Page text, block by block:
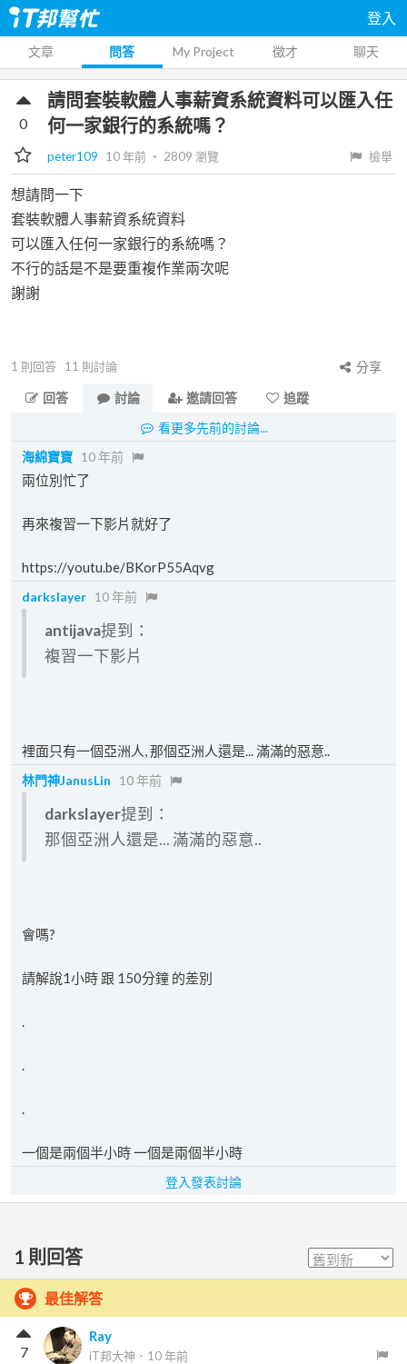
登入
文章 問答 My Project 徵才 聊天
請問套裝軟體人事薪資系統資料可以匯入任
何一家銀行的系統嗎？
peter109 10 年前 ‧ 2809 瀏覽 檢舉
0
想請問一下
套裝軟體人事薪資系統資料
可以匯入任何一家銀行的系統嗎？
不行的話是不是要重複作業兩次呢
謝謝
1 則回答 11 則討論
分享
回答
討論 邀請回答
追蹤
看更多先前的討論...
海綿寶寶 10 年前
兩位別忙了
再來複習一下影片就好了
https://youtu.be/BKorP55Aqvg
darkslayer 10 年前
antijava提到：
複習一下影片
裡面只有一個亞洲人, 那個亞洲人還是... 滿滿的惡意..
林門神JanusLin 10 年前
darkslayer提到：
那個亞洲人還是... 滿滿的惡意..
會嗎?
請解說1小時 跟 150分鐘 的差別
.
.
.
一個是兩個半小時 一個是兩個半小時
登入發表討論
1 則回答
最佳解答
Ray
iT邦大神 ． 10 年前
7